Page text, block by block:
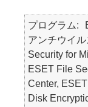
プログラム
アンチウイ
Security for
ESET File
Center,
Disk